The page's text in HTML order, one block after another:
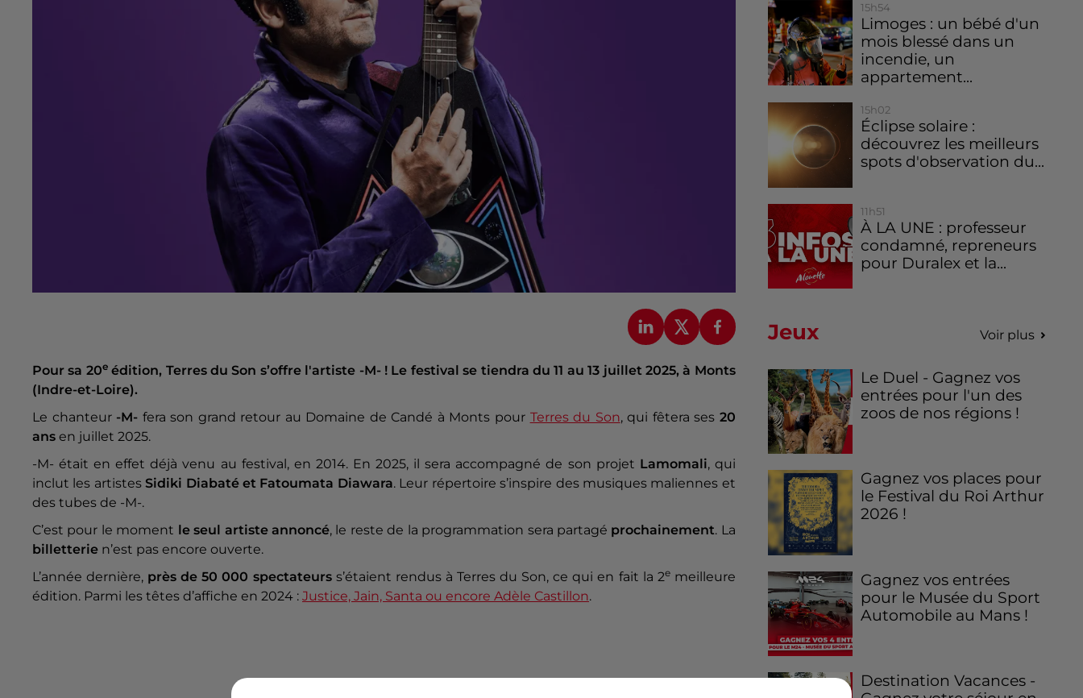
Pour sa 20eédition, Terres du Son s’offre l'artiste -M- ! Le festival se tiendra du 11 au 13 juillet 2025, à Monts
(Indre-et-Loire).
Le chanteur -M- fera son grand retour au Domaine de Candé à Monts pour Terres du Son, qui fêtera ses 20
ans en juillet 2025.
-M- était en effet déjà venu au festival, en 2014. En 2025, il sera accompagné de son projet Lamomali, qui
inclut les artistesSidiki Diabaté et Fatoumata Diawara. Leur répertoire s’inspire des musiques maliennes et
des tubes de -M-.
C’est pour le moment le seul artiste annoncé, le reste de la programmation sera partagé prochainement. La
billetterie n’est pas encore ouverte.
L’année dernière, près de 50 000 spectateurss’étaient rendus à Terres du Son, ce qui en fait la 2emeilleure
édition. Parmi les têtes d’affiche en 2024 : Justice, Jain, Santa ou encore Adèle Castillon.
15h54
Limoges : un bébé d'un
mois blessé dans un
incendie, un
appartement...
15h02
Éclipse solaire :
découvrez les meilleurs
spots d'observation du...
11h51
À LA UNE : professeur
condamné, repreneurs
pour Duralex et la...
Jeux Voir plus
Le Duel - Gagnez vos
entrées pour l'un des
zoos de nos régions !
Gagnez vos places pour
le Festival du Roi Arthur
2026 !
Gagnez vos entrées
pour le Musée du Sport
Automobile au Mans !
Destination Vacances -